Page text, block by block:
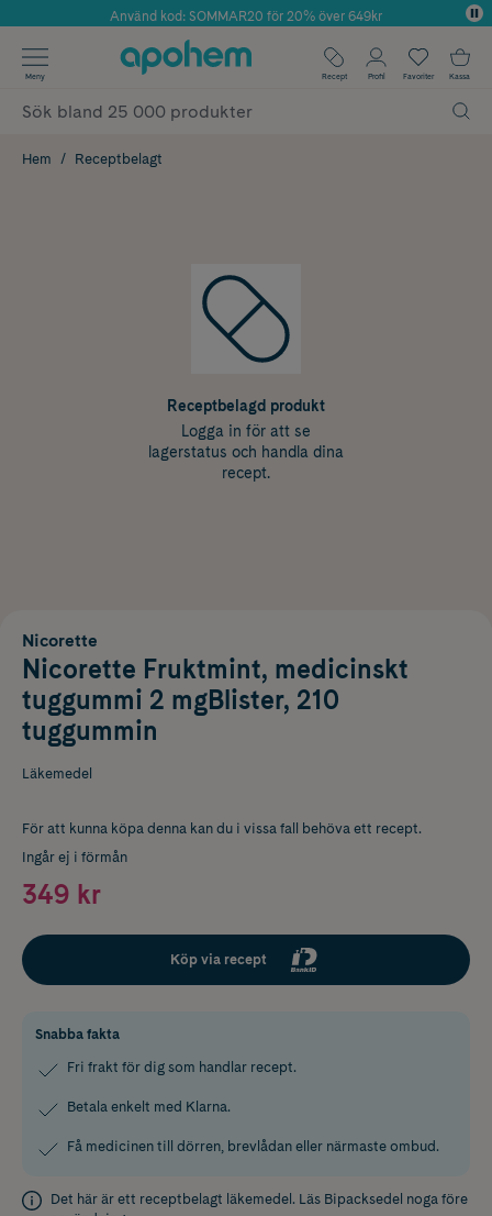
Årets Butik 2025 inom Skönhet
Använd kod: SOMMAR20 för 20% över 649kr
✓ Fri frakt
✓ Poäng på alla köp*
Meny Recept Profil Favoriter Kassa
Hem Receptbelagt
Receptbelagd produkt
Logga in för att se
lagerstatus och handla dina
recept.
Nicorette
Nicorette Fruktmint, medicinskt
tuggummi 2 mgBlister, 210
tuggummin
Läkemedel
För att kunna köpa denna kan du i vissa fall behöva ett recept.
Ingår ej i förmån
349 kr
Köp via recept
Snabba fakta
Fri frakt för dig som handlar recept.
Betala enkelt med Klarna.
Få medicinen till dörren, brevlådan eller närmaste ombud.
Det här är ett receptbelagt läkemedel. Läs Bipacksedel noga före